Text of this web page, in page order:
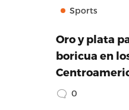
Sports
Oro y plata
boricua en
0